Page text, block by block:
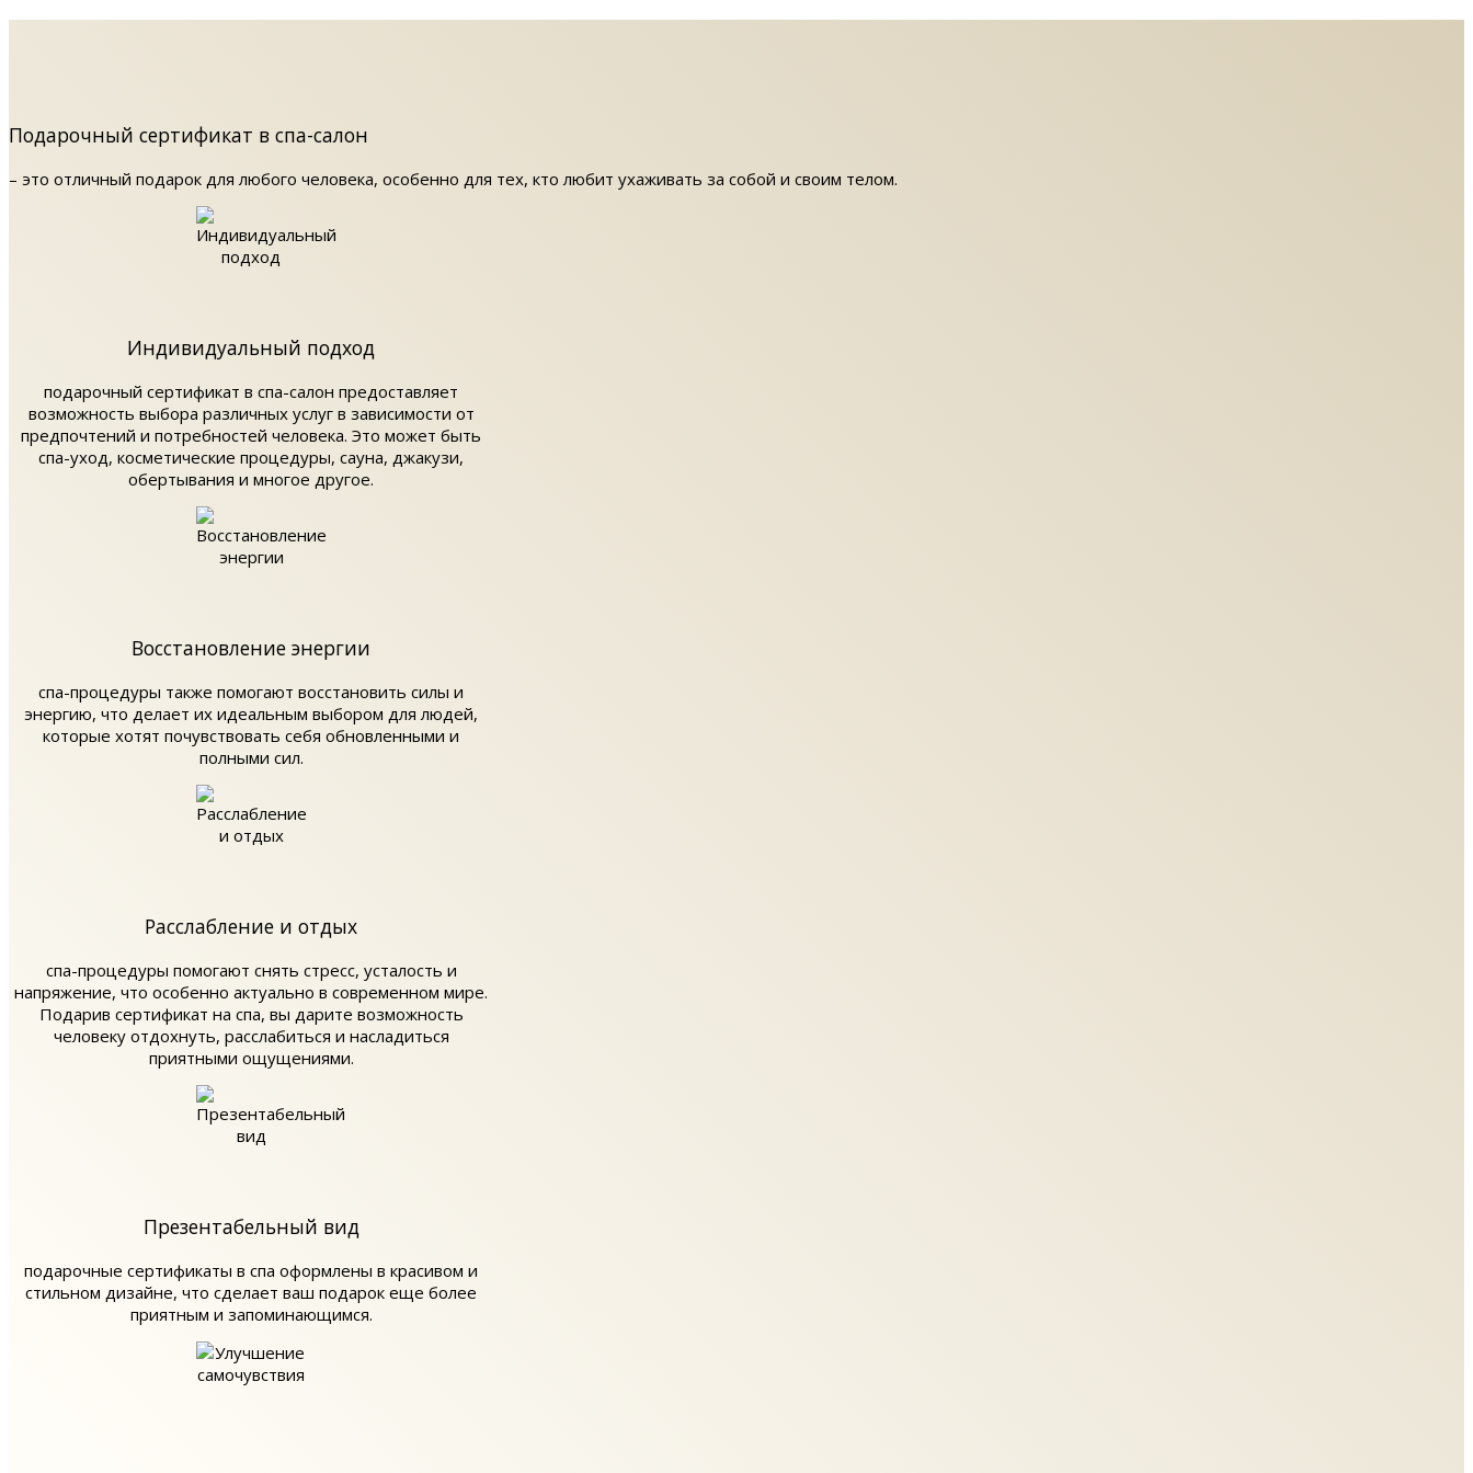
Подарочный сертификат в спа-салон
– это отличный подарок для любого человека, особенно для тех, кто любит ухаживать за собой и своим телом.
Индивидуальный подход
подарочный сертификат в спа-салон предоставляет
возможность выбора различных услуг в зависимости от
предпочтений и потребностей человека. Это может быть
спа-уход, косметические процедуры, сауна, джакузи,
обертывания и многое другое.
Восстановление энергии
спа-процедуры также помогают восстановить силы и
энергию, что делает их идеальным выбором для людей,
которые хотят почувствовать себя обновленными и
полными сил.
Расслабление и отдых
спа-процедуры помогают снять стресс, усталость и
напряжение, что особенно актуально в современном мире.
Подарив сертификат на спа, вы дарите возможность
человеку отдохнуть, расслабиться и насладиться
приятными ощущениями.
Презентабельный вид
подарочные сертификаты в спа оформлены в красивом и
стильном дизайне, что сделает ваш подарок еще более
приятным и запоминающимся.